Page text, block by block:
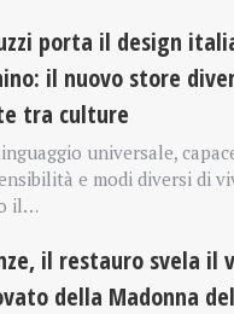
porta il design
il nuovo store
tra culture
universale,
e modi diversi di
il…
il restauro svela il
della Madonna